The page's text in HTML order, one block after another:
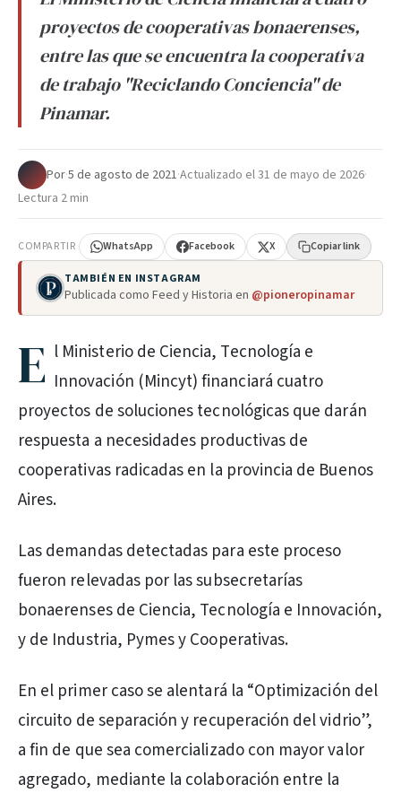
proyectos de cooperativas bonaerenses,
entre las que se encuentra la cooperativa
de trabajo "Reciclando Conciencia" de
Pinamar.
Por·5 de agosto de 2021·Actualizado el31 de mayo de 2026·
Lectura 2 min
COMPARTIR WhatsApp Facebook X Copiar link
TAMBIÉN EN INSTAGRAM
Publicada como Feed y Historia en @pioneropinamar
E l Ministerio de Ciencia, Tecnología e
Innovación (Mincyt) financiará cuatro
proyectos de soluciones tecnológicas que darán
respuesta a necesidades productivas de
cooperativas radicadas en la provincia de Buenos
Aires.
Las demandas detectadas para este proceso
fueron relevadas por las subsecretarías
bonaerenses de Ciencia, Tecnología e Innovación,
y de Industria, Pymes y Cooperativas.
En el primer caso se alentará la “Optimización del
circuito de separación y recuperación del vidrio”,
a fin de que sea comercializado con mayor valor
agregado, mediante la colaboración entre la